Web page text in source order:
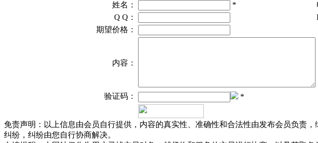
姓名：
*
Q Q：
期望价格：
内容：
验证码：
*
免责声明：以上信息由会员自行提供，内容的真实性、准确性和合法性由发布会员负责
纠纷，纠纷由您自行协商解决。